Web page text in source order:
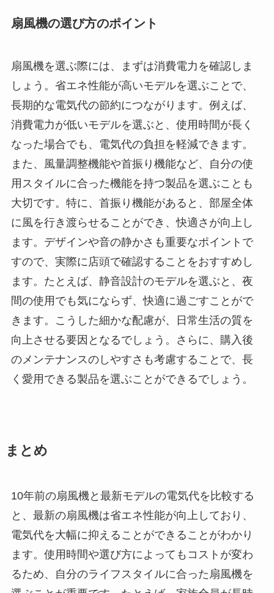
扇風機の選び方のポイント
扇風機を選ぶ際には、まずは消費電力を確認しま
しょう。省エネ性能が高いモデルを選ぶことで、
長期的な電気代の節約につながります。例えば、
消費電力が低いモデルを選ぶと、使用時間が長く
なった場合でも、電気代の負担を軽減できます。
また、風量調整機能や首振り機能など、自分の使
用スタイルに合った機能を持つ製品を選ぶことも
大切です。特に、首振り機能があると、部屋全体
に風を行き渡らせることができ、快適さが向上し
ます。デザインや音の静かさも重要なポイントで
すので、実際に店頭で確認することをおすすめし
ます。たとえば、静音設計のモデルを選ぶと、夜
間の使用でも気にならず、快適に過ごすことがで
きます。こうした細かな配慮が、日常生活の質を
向上させる要因となるでしょう。さらに、購入後
のメンテナンスのしやすさも考慮することで、長
く愛用できる製品を選ぶことができるでしょう。
まとめ
10年前の扇風機と最新モデルの電気代を比較する
と、最新の扇風機は省エネ性能が向上しており、
電気代を大幅に抑えることができることがわかり
ます。使用時間や選び方によってもコストが変わ
るため、自分のライフスタイルに合った扇風機を